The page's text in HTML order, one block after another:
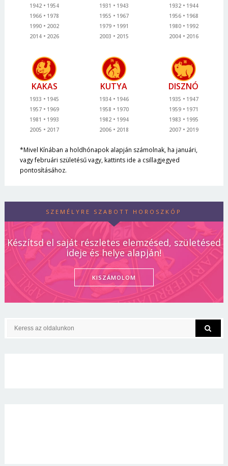
1942
1954
1966
1978
1990
2002
2014
2026
1931
1943
1955
1967
1979
1991
2003
2015
1932
1944
1956
1968
1980
1992
2004
2016
KAKAS
1933
1945
1957
1969
1981
1993
2005
2017
KUTYA
1934
1946
1958
1970
1982
1994
2006
2018
DISZNÓ
1935
1947
1959
1971
1983
1995
2007
2019
*Mivel Kínában a holdhónapok alapján számolnak, ha januári,
vagy februári születésű vagy, kattints ide a csillagjegyed
pontosításához.
SZEMÉLYRE SZABOTT HOROSZKÓP
Készítsd el saját részletes elemzésed, születésed
ideje és helye alapján!
KISZÁMOLOM